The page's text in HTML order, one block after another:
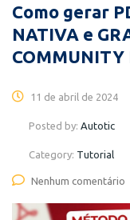
Como gerar
NATIVA e
COMMUNITY
11 de abril de 2024
Posted by: Autotic
Category: Tutorial
Nenhum comentário